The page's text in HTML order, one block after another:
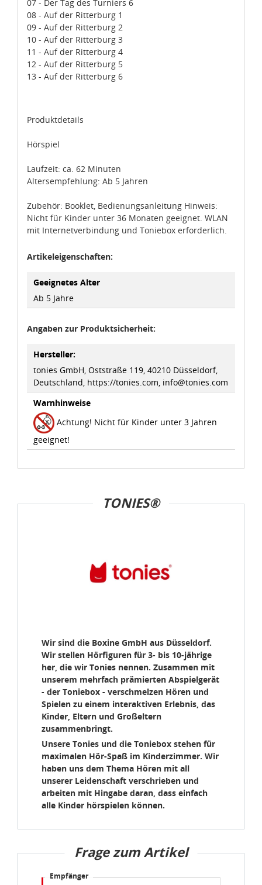
dass die Datenschutzvorgaben der EU auch bei der
Verarbeitung von Daten in den USA eingehalten werden.
Sie können die Cookie-Einwilligung jederzeit links unten
auf Ihrem Bildschirm anpassen und damit widerrufen.
07 - Der Tag des Turniers 6
08 - Auf der Ritterburg 1
09 - Auf der Ritterburg 2
10 - Auf der Ritterburg 3
11 - Auf der Ritterburg 4
12 - Auf der Ritterburg 5
13 - Auf der Ritterburg 6
Produktdetails
Hörspiel
Laufzeit: ca. 62 Minuten
Altersempfehlung: Ab 5 Jahren
Zubehör: Booklet, Bedienungsanleitung Hinweis:
Nicht für Kinder unter 36 Monaten geeignet. WLAN
mit Internetverbindung und Toniebox erforderlich.
Artikeleigenschaften:
Geeignetes Alter
Ab 5 Jahre
Angaben zur Produktsicherheit:
Hersteller:
tonies GmbH, Oststraße 119, 40210 Düsseldorf,
Deutschland, https://tonies.com, info@tonies.com
Warnhinweise
Achtung! Nicht für Kinder unter 3 Jahren
geeignet!
TONIES®
Wir sind die Boxine GmbH aus Düsseldorf.
Wir stellen Hörfiguren für 3- bis 10-jährige
her, die wir Tonies nennen. Zusammen mit
unserem mehrfach prämierten Abspielgerät
- der Toniebox - verschmelzen Hören und
Spielen zu einem interaktiven Erlebnis, das
Kinder, Eltern und Großeltern
zusammenbringt.
Unsere Tonies und die Toniebox stehen für
maximalen Hör-Spaß im Kinderzimmer. Wir
haben uns dem Thema Hören mit all
unserer Leidenschaft verschrieben und
arbeiten mit Hingabe daran, dass einfach
alle Kinder hörspielen können.
Frage zum Artikel
Empfänger